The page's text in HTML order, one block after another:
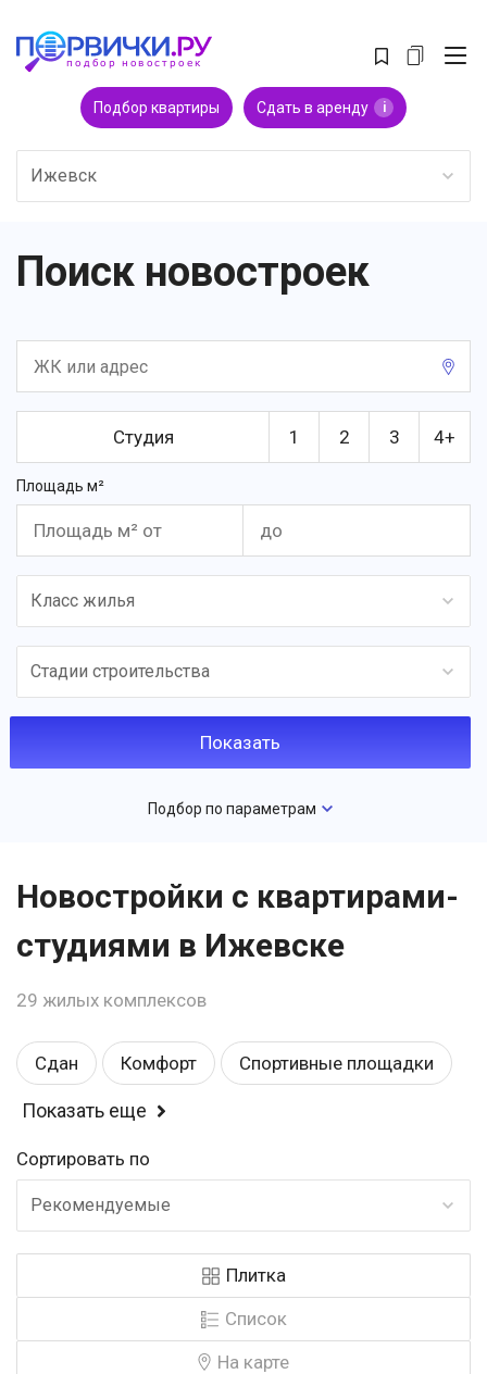
Подбор квартиры Сдать в аренду i
Ижевск
Поиск новостроек
Студия 1 2 3 4+
Площадь м²
Класс жилья
Стадии строительства
Подбор по параметрам
Новостройки с квартирами-
студиями в Ижевске
29 жилых комплексов
Сдан Комфорт Спортивные площадки
Балкон или лоджия
Магазины Детский садик Школа
Рядом с парком У леса Эконом
Закрытая территория У воды
Консьерж Видеонаблюдение
Показать еще
Сортировать по
Рекомендуемые
Плитка
Список
На карте